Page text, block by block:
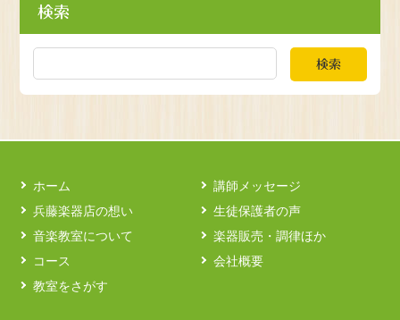
検索
検索
ホーム
兵藤楽器店の想い
音楽教室について
コース
教室をさがす
講師メッセージ
生徒保護者の声
楽器販売・調律ほか
会社概要